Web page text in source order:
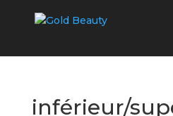
inférieur/